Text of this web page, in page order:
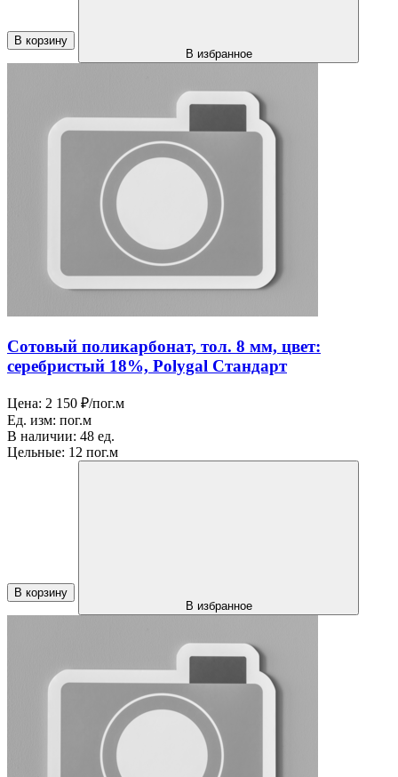
В корзину
В избранное
Сотовый поликарбонат, тол. 8 мм, цвет:
серебристый 18%, Polygal Стандарт
Цена: 2 150 ₽/пог.м
Ед. изм: пог.м
В наличии: 48 ед.
Цельные: 12 пог.м
В корзину
В избранное